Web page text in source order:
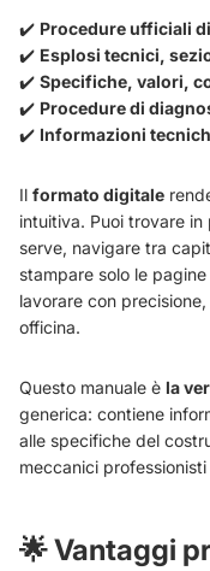
✔️ Procedure ufficiali
✔️ Esplosi tecnici,
✔️ Specifiche, valori,
✔️ Procedure di
✔️ Informazioni
Il formato digitale
intuitiva. Puoi trovare
serve, navigare tra
stampare solo le
lavorare con
officina.
Questo manuale è la
generica: contiene
alle specifiche del
meccanici
🌟Vantaggi